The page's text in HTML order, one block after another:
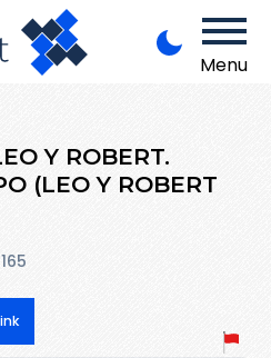
Menu
Y ROBERT.
(LEO Y ROBERT